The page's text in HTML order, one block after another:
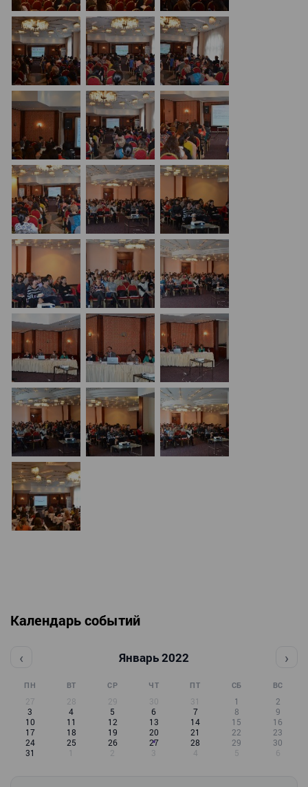
Календарь событий
‹ Январь 2022 ›
ПН ВТ СР ЧТ ПТ СБ ВС
27 28 29 30 31 1
2
3
4 5 6 7 8
9
10
11 12 13 14 15
16
17
18 19 20 21 22
23
24
25 26 27 28 29
30
31
1 2 3 4 5 6